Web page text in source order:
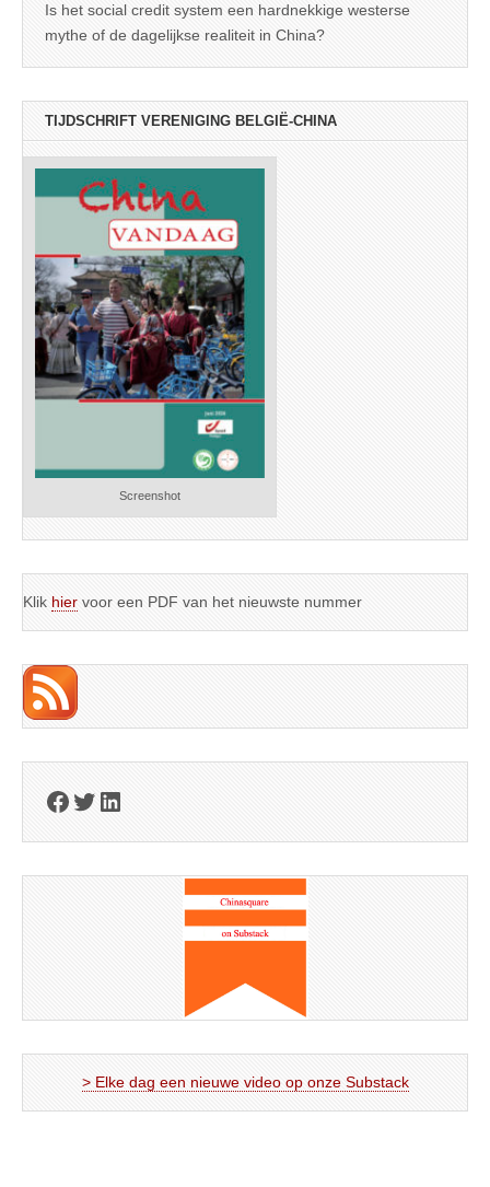
Is het social credit system een hardnekkige westerse
mythe of de dagelijkse realiteit in China?
TIJDSCHRIFT VERENIGING BELGIË-CHINA
Screenshot
Klik hier voor een PDF van het nieuwste nummer
Facebook
Twitter
LinkedIn
> Elke dag een nieuwe video op onze Substack